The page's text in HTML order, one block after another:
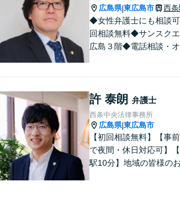
広島県|東広島市 西条
◆女性弁護士にも相談
回相談無料◆サンスク
広島３階◆電話相談・オ
しにくいことも安心して
談ください。あなたの気
に寄り添い、丁寧にお応
ます。
許 泰朗 弁護士
西条中央法律事務所
広島県|東広島市
【初回相談無料】【事
で夜間・休日対応可】
駅10分】地域の皆様のお